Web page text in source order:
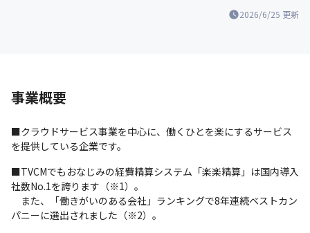
2026/6/25 更新
事業概要
■クラウドサービス事業を中心に、働くひとを楽にするサービス
を提供している企業です。
■TVCMでもおなじみの経費精算システム「楽楽精算」は国内導入
社数No.1を誇ります（※1）。
また、「働きがいのある会社」ランキングで8年連続ベストカン
パニーに選出されました（※2）。